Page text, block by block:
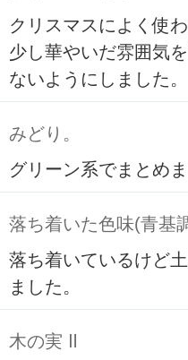
クリスマスによく使
少し華やいだ雰囲気
ないようにしました。
みどり。
グリーン系でまとめま
落ち着いた色味(青基
落ち着いているけど
ました。
木の実 Ⅱ